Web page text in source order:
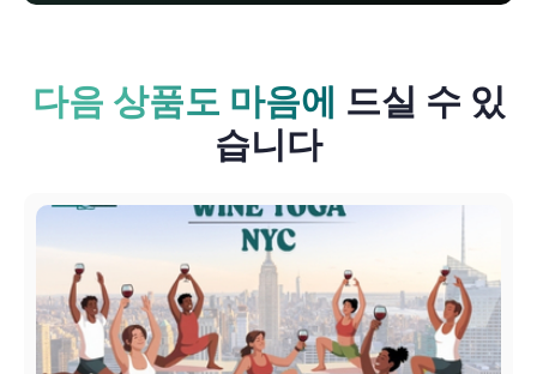
다음 상품도 마음에 드실 수 있
습니다